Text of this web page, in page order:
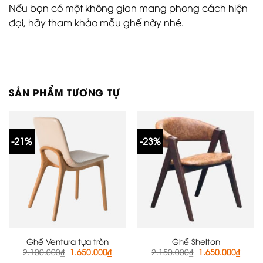
Nếu bạn có một không gian mang phong cách hiện
đại, hãy tham khảo mẫu ghế này nhé.
SẢN PHẨM TƯƠNG TỰ
-21%
Ghế Ventura tựa tròn
2.100.000₫ Giá
gốc
1.650.000₫Giá
hiện
-23%
Ghế Shelton
2.150.000₫ Giá
gốc
1.650.000₫Giá
hiện